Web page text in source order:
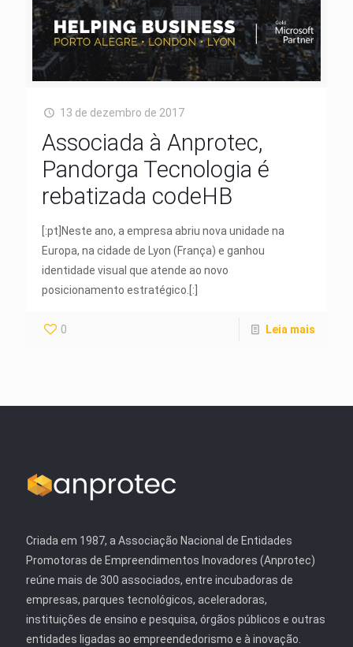
13 de dezembro de 2017
Associada à Anprotec,
Pandorga Tecnologia é
rebatizada codeHB
[:pt]Neste ano, a empresa abriu nova unidade na
Europa, na cidade de Lyon (França) e ganhou
identidade visual que atende ao novo
posicionamento estratégico.[:]
0 Leia mais
Criada em 1987, a Associação Nacional de Entidades
Promotoras de Empreendimentos Inovadores (Anprotec)
reúne mais de 300 associados, entre incubadoras de
empresas, parques tecnológicos, aceleradoras,
instituições de ensino e pesquisa, órgãos públicos e outras
entidades ligadas ao empreendedorismo e à inovação.